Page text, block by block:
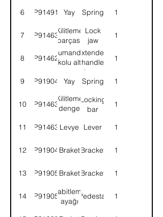
6 9P914917 Yay Spring 1
7 9P914631
Kilitleme
parçası
Lock
jaw
1
8 9P914629
Kumanda
kolu alt
Extended
handle
lower
part
1
9 9P919048 Yay Spring 1
10 9P914630
Kilitleme
denge
Locking
bar
1
11 9P914633Levye Lever 1
12 9P919049BraketBracket 1
13 9P919050BraketBracket 1
14 9P919051
Sabitleme
ayağı
Pedestal 1